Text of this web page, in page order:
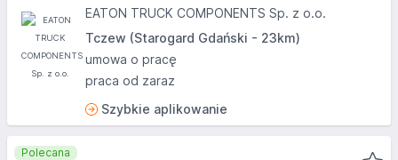
EATON TRUCK COMPONENTS Sp. z o.o.
Tczew (Starogard Gdański - 23km)
umowa o pracę
praca od zaraz
Szybkie aplikowanie
Polecana